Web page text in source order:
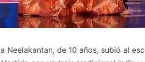
Neelakantan, de 10 años, subió al